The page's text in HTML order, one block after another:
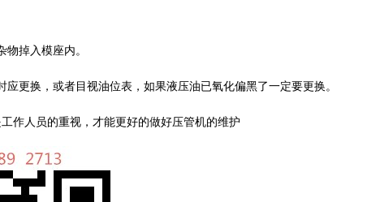
物掉入模座内。
应更换，或者目视油位表，如果液压油已氧化偏黑了一定要更换。
作人员的重视，才能更好的做好压管机的维护